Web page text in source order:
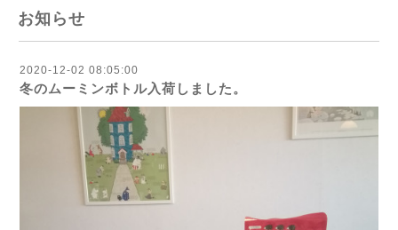
お知らせ
2020-12-02 08:05:00
冬のムーミンボトル入荷しました。